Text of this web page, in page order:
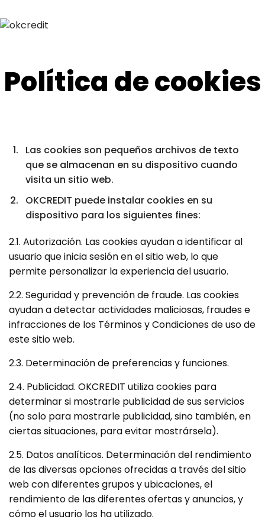
Política de cookies
Las cookies son pequeños archivos de texto
que se almacenan en su dispositivo cuando
visita un sitio web.
OKCREDIT puede instalar cookies en su
dispositivo para los siguientes fines:
2.1. Autorización. Las cookies ayudan a identificar al
usuario que inicia sesión en el sitio web, lo que
permite personalizar la experiencia del usuario.
2.2. Seguridad y prevención de fraude. Las cookies
ayudan a detectar actividades maliciosas, fraudes e
infracciones de los Términos y Condiciones de uso de
este sitio web.
2.3. Determinación de preferencias y funciones.
2.4. Publicidad. OKCREDIT utiliza cookies para
determinar si mostrarle publicidad de sus servicios
(no solo para mostrarle publicidad, sino también, en
ciertas situaciones, para evitar mostrársela).
2.5. Datos analíticos. Determinación del rendimiento
de las diversas opciones ofrecidas a través del sitio
web con diferentes grupos y ubicaciones, el
rendimiento de las diferentes ofertas y anuncios, y
cómo el usuario los ha utilizado.